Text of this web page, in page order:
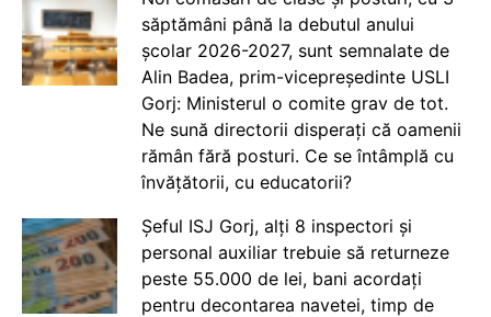
săptămâni până la debutul anului
școlar 2026-2027, sunt semnalate de
Alin Badea, prim-vicepreședinte USLI
Gorj: Ministerul o comite grav de tot.
Ne sună directorii disperați că oamenii
rămân fără posturi. Ce se întâmplă cu
învățătorii, cu educatorii?
Șeful ISJ Gorj, alți 8 inspectori și
personal auxiliar trebuie să returneze
peste 55.000 de lei, bani acordați
pentru decontarea navetei, timp de